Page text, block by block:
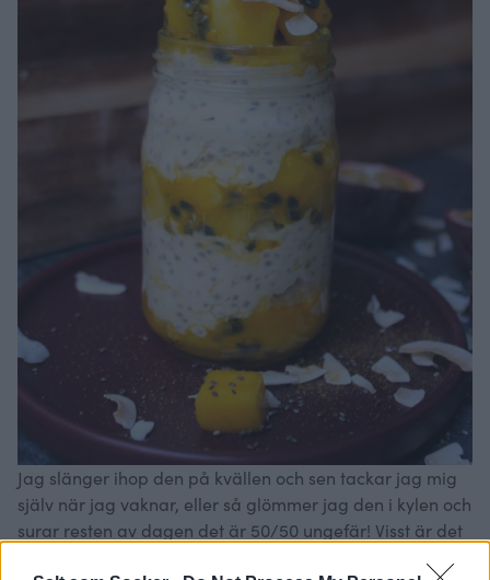
Jag slänger ihop den på kvällen och sen tackar jag mig
själv när jag vaknar, eller så glömmer jag den i kylen och
surar resten av dagen det är 50/50 ungefär! Visst är det